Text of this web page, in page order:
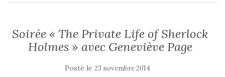
Soirée « The Private Life of Sherlock
Holmes » avec Geneviève Page
Posté le 23 novembre 2014